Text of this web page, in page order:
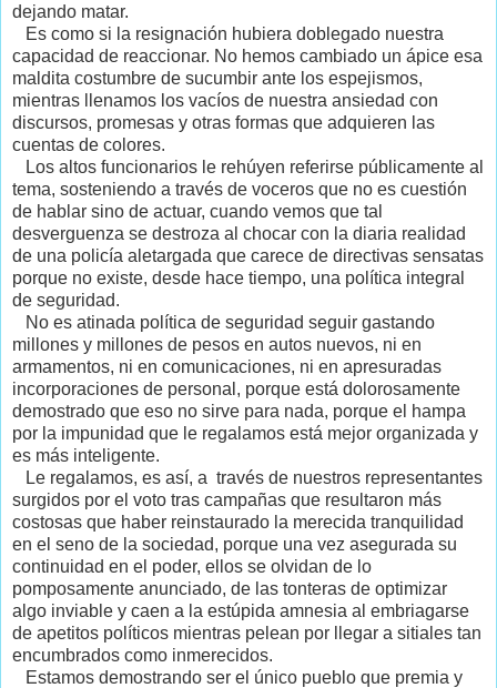
dejando matar.
Es como si la resignación hubiera doblegado nuestra
capacidad de reaccionar. No hemos cambiado un ápice esa
maldita costumbre de sucumbir ante los espejismos,
mientras llenamos los vacíos de nuestra ansiedad con
discursos, promesas y otras formas que adquieren las
cuentas de colores.
Los altos funcionarios le rehúyen referirse públicamente al
tema, sosteniendo a través de voceros que no es cuestión
de hablar sino de actuar, cuando vemos que tal
desverguenza se destroza al chocar con la diaria realidad
de una policía aletargada que carece de directivas sensatas
porque no existe, desde hace tiempo, una política integral
de seguridad.
No es atinada política de seguridad seguir gastando
millones y millones de pesos en autos nuevos, ni en
armamentos, ni en comunicaciones, ni en apresuradas
incorporaciones de personal, porque está dolorosamente
demostrado que eso no sirve para nada, porque el hampa
por la impunidad que le regalamos está mejor organizada y
es más inteligente.
Le regalamos, es así, a través de nuestros representantes
surgidos por el voto tras campañas que resultaron más
costosas que haber reinstaurado la merecida tranquilidad
en el seno de la sociedad, porque una vez asegurada su
continuidad en el poder, ellos se olvidan de lo
pomposamente anunciado, de las tonteras de optimizar
algo inviable y caen a la estúpida amnesia al embriagarse
de apetitos políticos mientras pelean por llegar a sitiales tan
encumbrados como inmerecidos.
Estamos demostrando ser el único pueblo que premia y